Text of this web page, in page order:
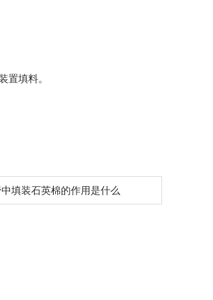
置填料。
填装石英棉的作用是什么